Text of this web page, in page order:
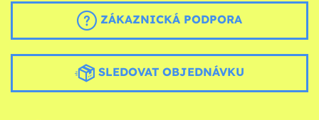
ZÁKAZNICKÁ PODPORA
SLEDOVAT OBJEDNÁVKU